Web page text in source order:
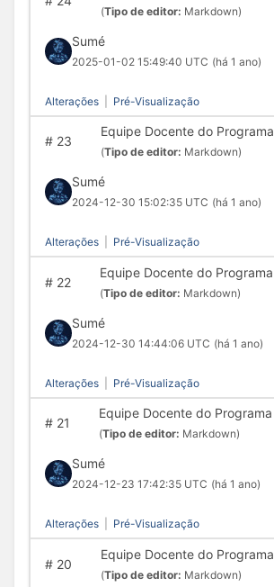
(Tipo de editor: Markdown)
Sumé
2025-01-02 15:49:40 UTC (há 1 ano)
Alterações Pré-Visualização
#23
Equipe Docente do Programa
(Tipo de editor: Markdown)
Sumé
2024-12-30 15:02:35 UTC (há 1 ano)
Alterações Pré-Visualização
#22
Equipe Docente do Programa
(Tipo de editor: Markdown)
Sumé
2024-12-30 14:44:06 UTC (há 1 ano)
Alterações Pré-Visualização
#21
Equipe Docente do Programa
(Tipo de editor: Markdown)
Sumé
2024-12-23 17:42:35 UTC (há 1 ano)
Alterações Pré-Visualização
#20
Equipe Docente do Programa
(Tipo de editor: Markdown)